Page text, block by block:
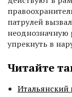
патрулей
неоднозначную
упрекнуть в
Читайте
Итальянский